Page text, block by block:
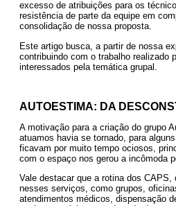
excesso de atribuições para os
resistência de parte da equipe em
consolidação de nossa proposta.
Este artigo busca, a partir de nossa
contribuindo com o trabalho realizado
interessados pela temática grupal.
AUTOESTIMA: DA
A motivação para a criação do grupo
atuamos havia se tornado, para
ficavam por muito tempo ociosos,
com o espaço nos gerou a incômoda
Vale destacar que a rotina dos
nesses serviços, como grupos,
atendimentos médicos, dispensação